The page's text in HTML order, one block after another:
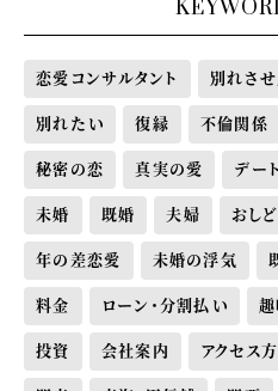
恋愛コンサルタント 別れさ
別れたい 復縁 不倫関係
秘密の恋 真実の愛 デート
未婚 既婚 夫婦 おし
年の差恋愛 未婚の浮気
料金 ローン・分割払い
投資 会社案内 アクセス